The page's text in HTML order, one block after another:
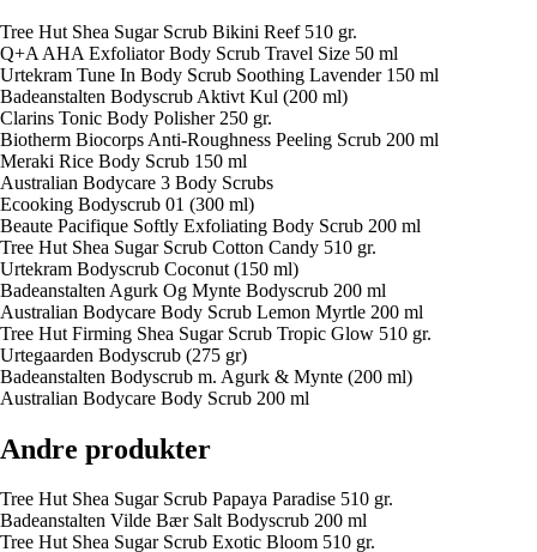
Tree Hut Shea Sugar Scrub Bikini Reef 510 gr.
Q+A AHA Exfoliator Body Scrub Travel Size 50 ml
Urtekram Tune In Body Scrub Soothing Lavender 150 ml
Badeanstalten Bodyscrub Aktivt Kul (200 ml)
Clarins Tonic Body Polisher 250 gr.
Biotherm Biocorps Anti-Roughness Peeling Scrub 200 ml
Meraki Rice Body Scrub 150 ml
Australian Bodycare 3 Body Scrubs
Ecooking Bodyscrub 01 (300 ml)
Beaute Pacifique Softly Exfoliating Body Scrub 200 ml
Tree Hut Shea Sugar Scrub Cotton Candy 510 gr.
Urtekram Bodyscrub Coconut (150 ml)
Badeanstalten Agurk Og Mynte Bodyscrub 200 ml
Australian Bodycare Body Scrub Lemon Myrtle 200 ml
Tree Hut Firming Shea Sugar Scrub Tropic Glow 510 gr.
Urtegaarden Bodyscrub (275 gr)
Badeanstalten Bodyscrub m. Agurk & Mynte (200 ml)
Australian Bodycare Body Scrub 200 ml
Andre produkter
Tree Hut Shea Sugar Scrub Papaya Paradise 510 gr.
Badeanstalten Vilde Bær Salt Bodyscrub 200 ml
Tree Hut Shea Sugar Scrub Exotic Bloom 510 gr.